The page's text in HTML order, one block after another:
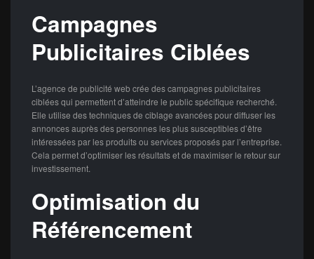
Campagnes
Publicitaires Ciblées
L’agence de publicité web crée des campagnes publicitaires
ciblées qui permettent d’atteindre le public spécifique recherché.
Elle utilise des techniques de ciblage avancées pour diffuser les
annonces auprès des personnes les plus susceptibles d’être
intéressées par les produits ou services proposés par l’entreprise.
Cela permet d’optimiser les résultats et de maximiser le retour sur
investissement.
Optimisation du
Référencement